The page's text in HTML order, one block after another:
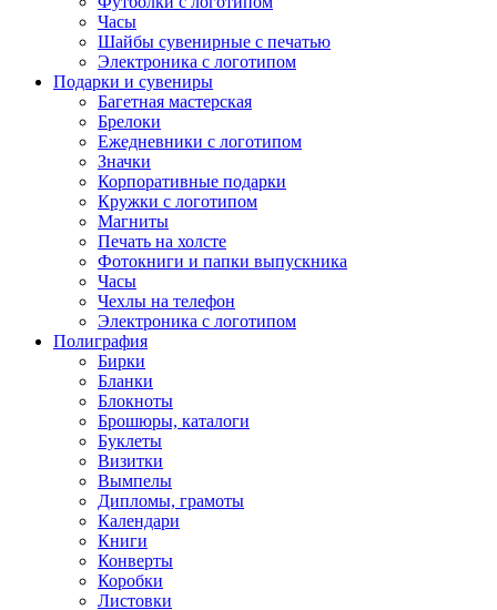
Часы
Шайбы сувенирные с печатью
Электроника с логотипом
Подарки и сувениры
Багетная мастерская
Брелоки
Ежедневники с логотипом
Значки
Корпоративные подарки
Кружки с логотипом
Магниты
Печать на холсте
Фотокниги и папки выпускника
Часы
Чехлы на телефон
Электроника с логотипом
Полиграфия
Бирки
Бланки
Блокноты
Брошюры, каталоги
Буклеты
Визитки
Вымпелы
Дипломы, грамоты
Календари
Книги
Конверты
Коробки
Листовки